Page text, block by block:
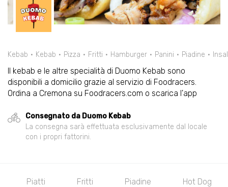
Kebab Kebab Pizza Fritti Hamburger Panini Piadine
Il kebab e le altre specialità di Duomo Kebab sono
disponibili a domicilio grazie al servizio di Foodracers.
Ordina a Cremona su Foodracers.com o scarica l'app
Consegnato da Duomo Kebab
La consegna sarà effettuata esclusivamente dal locale
con i propri fattorini.
Piatti Fritti Piadine Hot Dog